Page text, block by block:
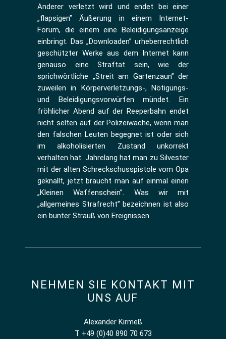
Anderer verletzt wird und endet bei einer
„flapsigen” Äußerung in einem Internet-
Forum, die einem eine Beleidigungsanzeige
einbringt. Das „Downloaden” urheberrechtlich
geschützter Werke aus dem Internet kann
genauso eine Straftat sein, wie der
sprichwörtliche „Streit am Gartenzaun” der
zuweilen in Körperverletzungs-, Nötigungs-
und Beleidigungsvorwürfen mündet. Ein
fröhlicher Abend auf der Reeperbahn endet
nicht selten auf der Polizeiwache, wenn man
den falschen Leuten begegnet ist oder sich
im alkoholisierten Zustand unkorrekt
verhalten hat. Jahrelang hat man zu Silvester
mit der alten Schreckschusspistole vom Opa
geknallt, jetzt braucht man auf einmal einen
„Kleinen Waffenschein”. Was wir mit
„allgemeines Strafrecht” bezeichnen ist also
ein bunter Strauß von Ereignissen.
NEHMEN SIE KONTAKT MIT
UNS AUF
Alexander Kirmeß
T +49 (0)40 890 70 673